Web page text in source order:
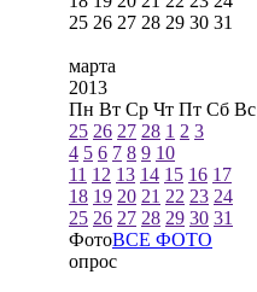
25 26 27 28 29 30 31
марта
2013
Пн Вт Ср Чт Пт Сб Вс
25 26 27 28 1 2 3
4 5 6 7 8 9 10
11 12 13 14 15 16 17
18 19 20 21 22 23 24
25 26 27 28 29 30 31
ФотоВСЕ ФОТО
опрос